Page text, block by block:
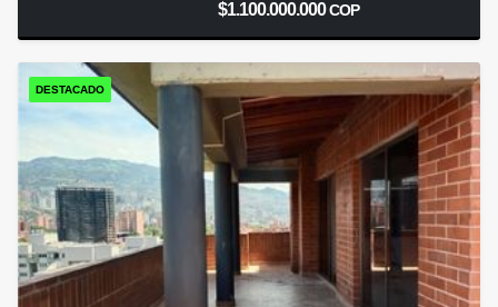
$1.100.000.000COP
DESTACADO